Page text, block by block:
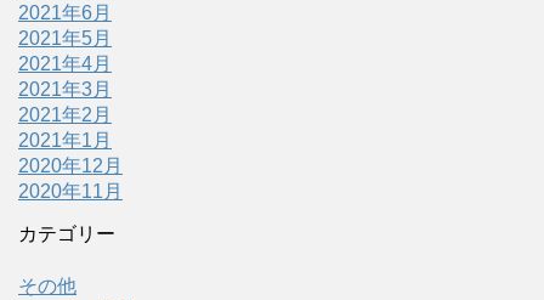
2021年6月
2021年5月
2021年4月
2021年3月
2021年2月
2021年1月
2020年12月
2020年11月
カテゴリー
その他